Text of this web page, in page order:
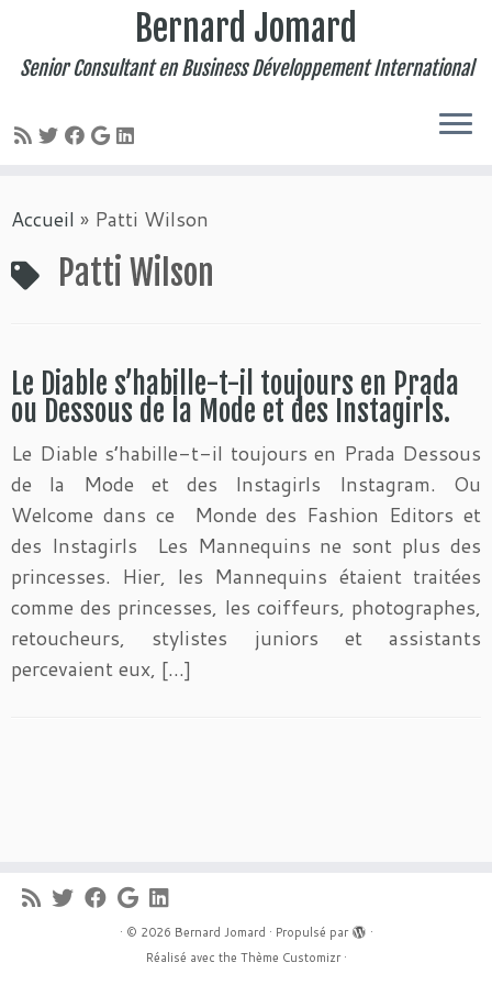
au
contenu
Bernard Jomard
Senior Consultant en Business Développement International
Accueil » Patti Wilson
Patti Wilson
Le Diable s’habille-t-il toujours en Prada
ou Dessous de la Mode et des Instagirls.
Le Diable s’habille-t-il toujours en Prada Dessous
de la Mode et des Instagirls Instagram. Ou
Welcome dans ce Monde des Fashion Editors et
des Instagirls Les Mannequins ne sont plus des
princesses. Hier, les Mannequins étaient traitées
comme des princesses, les coiffeurs, photographes,
retoucheurs, stylistes juniors et assistants
percevaient eux, […]
· © 2026 Bernard Jomard · Propulsé par
·
Réalisé avec the Thème Customizr·